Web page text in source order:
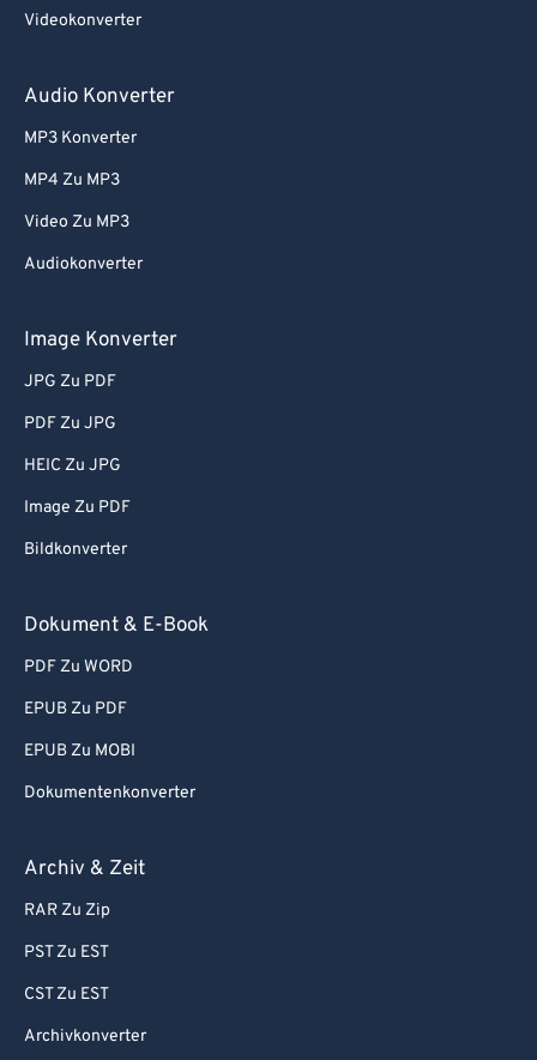
Videokonverter
Audio Konverter
MP3 Konverter
MP4 Zu MP3
Video Zu MP3
Audiokonverter
Image Konverter
JPG Zu PDF
PDF Zu JPG
HEIC Zu JPG
Image Zu PDF
Bildkonverter
Dokument & E-Book
PDF Zu WORD
EPUB Zu PDF
EPUB Zu MOBI
Dokumentenkonverter
Archiv & Zeit
RAR Zu Zip
PST Zu EST
CST Zu EST
Archivkonverter